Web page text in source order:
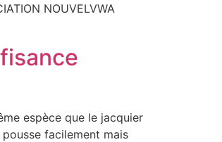
NOUVELVWA
espèce que le jacquier
facilement mais